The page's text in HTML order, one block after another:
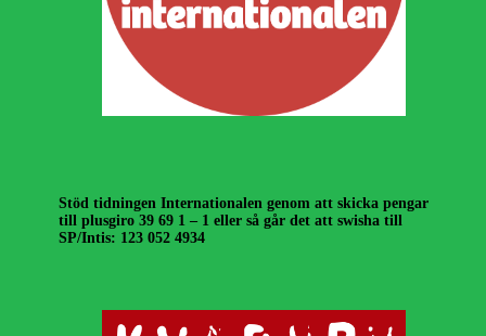
Stöd tidningen Internationalen genom att skicka pengar
till plusgiro 39 69 1 – 1 eller så går det att swisha till
SP/Intis: 123 052 4934